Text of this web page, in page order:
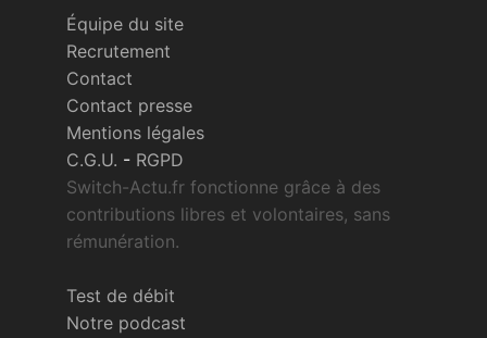
Équipe du site
Recrutement
Contact
Contact presse
Mentions légales
C.G.U. - RGPD
Switch-Actu.fr fonctionne grâce à des
contributions libres et volontaires, sans
rémunération.
Test de débit
Notre podcast